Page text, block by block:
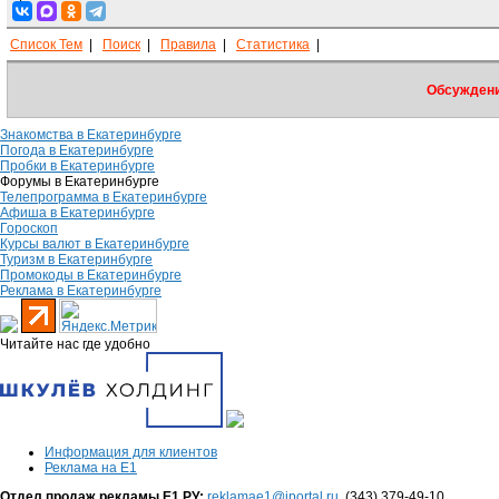
Список Тем Поиск Правила Статистика
Знакомства в Екатеринбурге
Погода в Екатеринбурге
Пробки в Екатеринбурге
Форумы в Екатеринбурге
Телепрограмма в Екатеринбурге
Афиша в Екатеринбурге
Гороскоп
Курсы валют в Екатеринбурге
Туризм в Екатеринбурге
Промокоды в Екатеринбурге
Реклама в Екатеринбурге
Читайте нас где удобно
Информация для клиентов
Реклама на Е1